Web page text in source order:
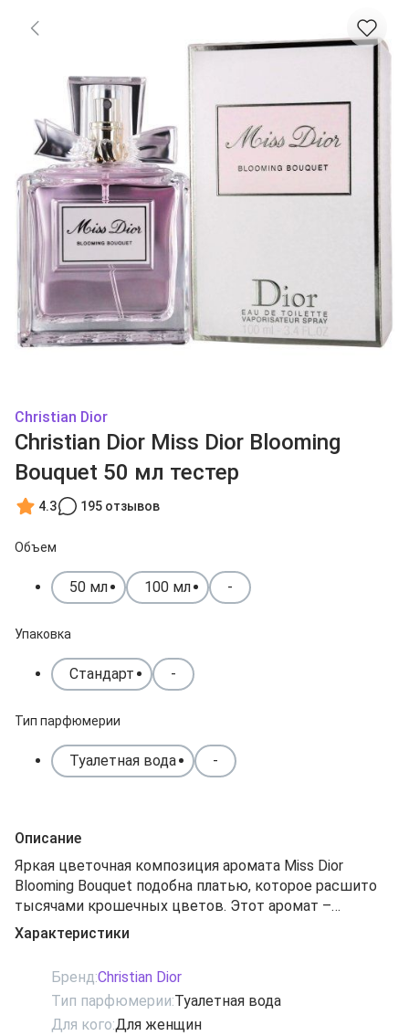
Christian Dior
Christian Dior Miss Dior Blooming
Bouquet 50 мл тестер
4.3 195 отзывов
Объем
50 мл 100 мл -
Упаковка
Стандарт -
Тип парфюмерии
Туалетная вода -
Описание
Яркая цветочная композиция аромата Miss Dior
Blooming Bouquet подобна платью, которое расшито
тысячами крошечных цветов. Этот аромат –
посвящение любви Диора к прекрасным цветам. В
композиции парфюма деликатно подчеркнуты
бархатистой шлейфовой ноте мускуса. Пион
представляет сердечную ноту этого аромата.
Уникальный шлейф композиции соединил в себе
Характеристики
Бренд:Christian Dior
Тип парфюмерии:Туалетная вода
Для кого:Для женщин